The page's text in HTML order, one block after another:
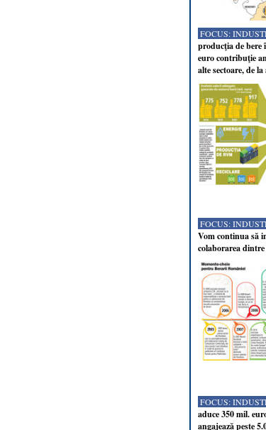
FOCUS:
producţia de bere
euro contribuţie
alte sectoare, de
FOCUS:
Vom continua să
colaborarea
FOCUS:
aduce 350 mil.
angajează peste